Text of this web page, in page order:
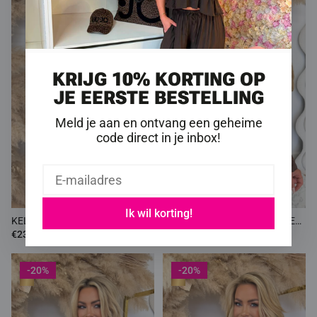
KELLY BASIC BOMBER JACKET
3593 ARMYGREEN
€23.99
KELLY BASIC BOMBER JACKET
3593 CHOCO
-20% -20%
KRIJG 10% KORTING OP
JE EERSTE BESTELLING
Meld je aan en ontvang een geheime
code direct in je inbox!